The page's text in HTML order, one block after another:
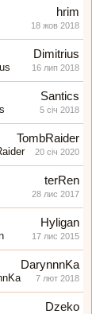
hrim
18 жов 2018
Dimitrius
16 лип 2018
Santics
5 січ 2018
TombRaider
20 січ 2020
terRen
28 лис 2017
Hyligan
17 лис 2015
DarynnnKa
7 лют 2018
Dzeko